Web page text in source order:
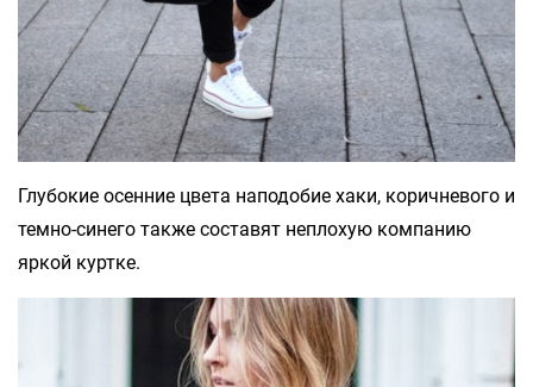
Глубокие осенние цвета наподобие хаки, коричневого и
темно-синего также составят неплохую компанию
яркой куртке.